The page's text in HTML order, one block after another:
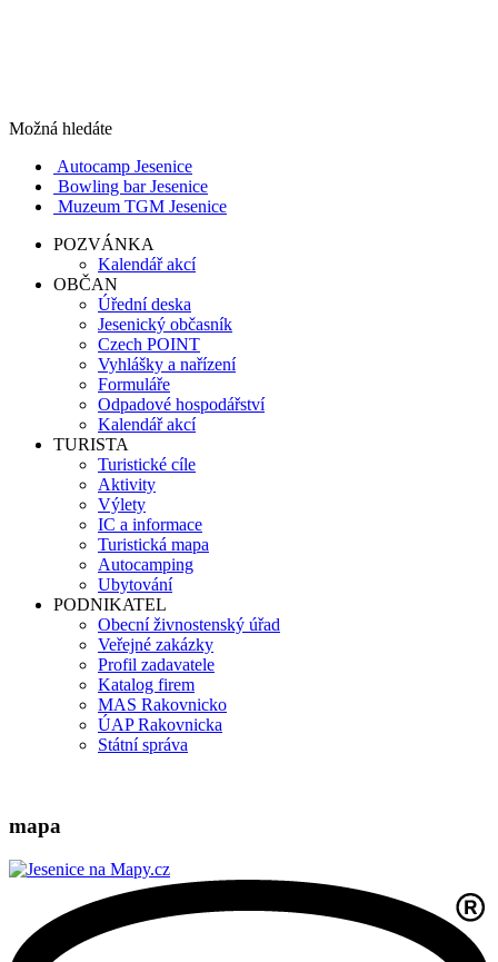
Možná hledáte
Autocamp Jesenice
Bowling bar Jesenice
Muzeum TGM Jesenice
POZVÁNKA
Kalendář akcí
OBČAN
Úřední deska
Jesenický občasník
Czech POINT
Vyhlášky a nařízení
Formuláře
Odpadové hospodářství
Kalendář akcí
TURISTA
Turistické cíle
Aktivity
Výlety
IC a informace
Turistická mapa
Autocamping
Ubytování
PODNIKATEL
Obecní živnostenský úřad
Veřejné zakázky
Profil zadavatele
Katalog firem
MAS Rakovnicko
ÚAP Rakovnicka
Státní správa
mapa